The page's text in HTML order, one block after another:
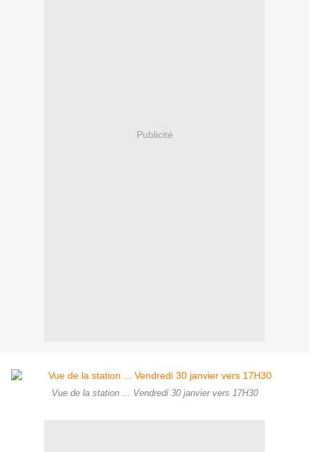
Publicité
Vue de la station ... Vendredi 30 janvier vers 17H30